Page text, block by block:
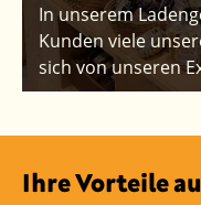
In unserem
Kunden viele
sich von unseren
Ihre Vorteile